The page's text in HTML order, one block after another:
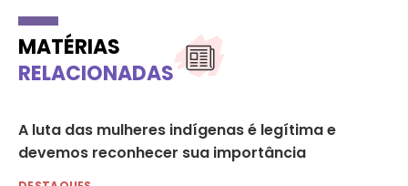
MATÉRIAS
RELACIONADAS
A luta das mulheres indígenas é legítima e
devemos reconhecer sua importância